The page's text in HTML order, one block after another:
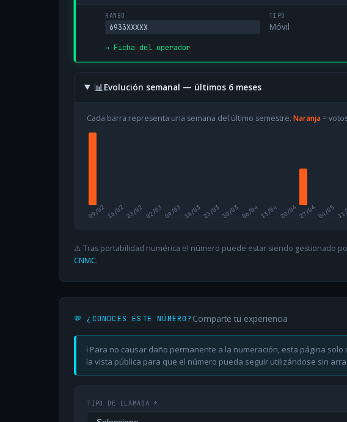
RANGO
6933XXXXX
TIPO
Móvil
→ Ficha del operador
📊Evolución semanal — últimos 6 meses
Cada barra representa una semana del último semestre. Naranja=
09/0216/0223/02 02/03 09/03 16/03 23/03 30/03 06/0413/04 20/0427/0404/05
⚠️ Tras portabilidad numérica el número puede estar siendo gestionado
CNMC.
💬 ¿CONOCES ESTE NÚMERO? Comparte tu experiencia
ℹ️ Para no causar daño permanente a la numeración, esta página solo
la vista pública para que el número pueda seguir utilizándose sin
TIPO DE LLAMADA *